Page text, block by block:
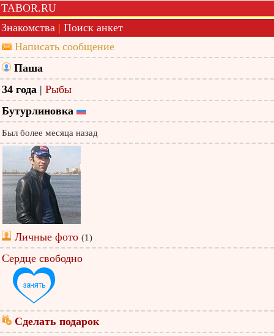
TABOR.RU
Знакомства | Поиск анкет
Написать сообщение
Паша
34 года | Рыбы
Бутурлиновка
Был более месяца назад
Личные фото (1)
Сердце свободно
Сделать подарок